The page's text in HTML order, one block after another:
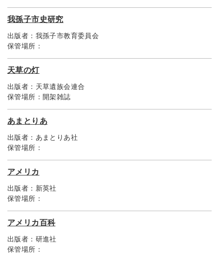
我孫子市史研究
出版者： 我孫子市教育委員会
保管場所：
天草の灯
出版者： 天草遺族会連合
保管場所： 開架雑誌
あまとりあ
出版者： あまとりあ社
保管場所：
アメリカ
出版者： 新英社
保管場所：
アメリカ百科
出版者： 研進社
保管場所：